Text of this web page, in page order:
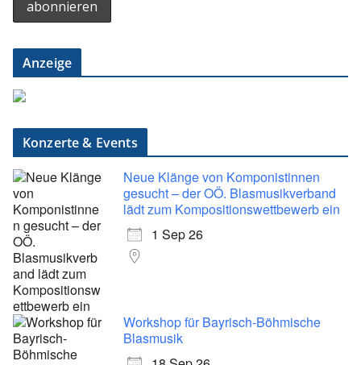
Anzeige
Konzerte & Events
Neue Klänge von Komponistinnen
gesucht – der OÖ. Blasmusikverband
lädt zum Kompositionswettbewerb ein
1 Sep 26
Workshop für Bayrisch-Böhmische
Blasmusik